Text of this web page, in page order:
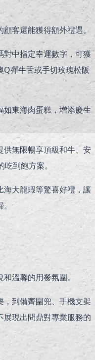
客還能獲得額外禮遇。
中指定幸運數字，可獲
彈牛舌或手切玫瑰松阪
如東海肉蛋糕，增添慶生
供無限暢享頂級和牛、安
到飽方案。
海大龍蝦等驚喜好禮，讓
和溫馨的用餐氛圍。
到備齊圍兜、手機支架
現出問鼎對專業服務的